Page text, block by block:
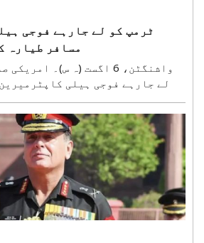
ٹرمپ کو لے جارہے فوجی
مسافر طیارہ
واشنگٹن، 6 اگست (ہ س)۔
لے جارہے فوجی ہیلی
فضائی حدود میں اینوائے ایئر
ایمبریئر ای170) کے